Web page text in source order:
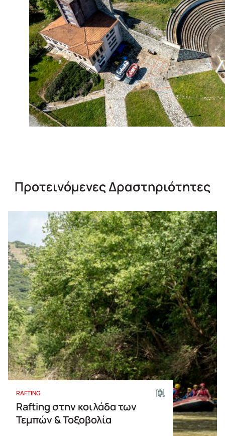
Προτεινόμενες Δραστηριότητες
RAFTING
Rafting στην κοιλάδα των
Τεμπών & Τοξοβολία